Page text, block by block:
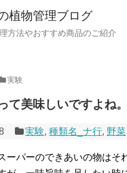
植物管理ブログ
方法やおすすめ商品のご紹介
実験
て美味しいですよね。
実験,種類名_ナ行, 野菜
ーパーのできあいの物はそ